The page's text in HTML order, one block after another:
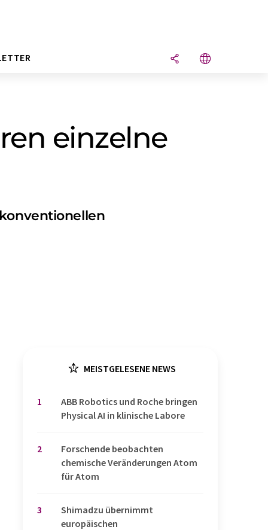
einzelne
MEISTGELESENE NEWS
1
​​​​​​​ABB Robotics und Roche bringen
Physical AI in klinische Labore
2
Forschende beobachten
chemische Veränderungen Atom
für Atom
3
Shimadzu übernimmt
europäischen